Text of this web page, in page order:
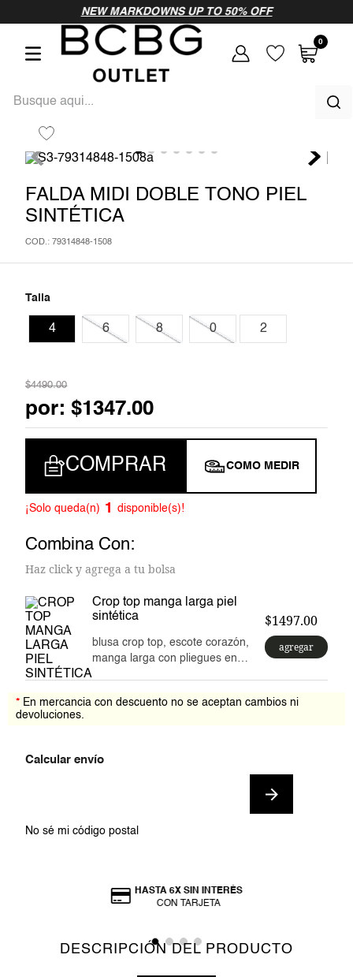
NEW MARKDOWNS UP TO 50% OFF
0
vamos a probar
vamos a probar
como
FALDA MIDI DOBLE TONO PIEL
SINTÉTICA
: 79314848-1508
Talla
4 6 8 0 2
$4490.00
por:$1347.00
COMPRAR COMO MEDIR
¡Solo queda(n) 1 disponible(s)!
Combina Con:
Haz click y agrega a tu bolsa
crop top manga larga piel
sintética
blusa crop top, escote corazón,
manga larga con pliegues en
diseño moderno y sofisticado.
$1497.00
agregar
* En mercancia con descuento no se aceptan cambios ni
devoluciones.
No sé mi código postal
HASTA 6X SIN INTERÉS
CON TARJETA
DESCRIPCIÓN DEL PRODUCTO
TÉRMINOS MÁS BUSCADOS
1. vestido
2. vestidos largos
4.
vestidos
7. vestido corto
8. blazer
pantalon
10. falda